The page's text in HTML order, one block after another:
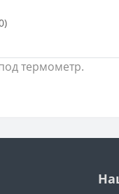
термометр.